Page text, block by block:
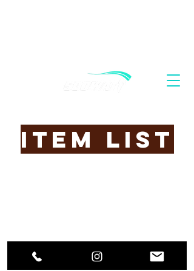
Item List